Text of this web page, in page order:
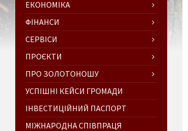
ЕКОНОМІКА
ФІНАНСИ
СЕРВІСИ
ПРОЄКТИ
ПРО ЗОЛОТОНОШУ
УСПІШНІ КЕЙСИ ГРОМАДИ
ІНВЕСТИЦІЙНИЙ ПАСПОРТ
МІЖНАРОДНА СПІВПРАЦЯ